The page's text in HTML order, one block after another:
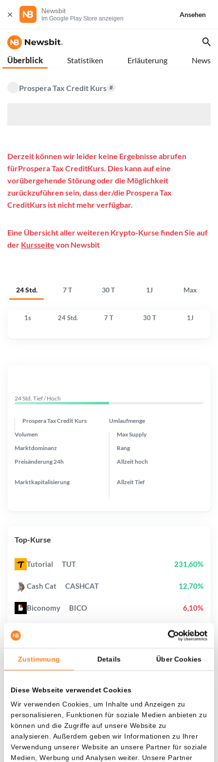
Zustimmung Details Über Cookies
Diese Webseite verwendet Cookies
Wir verwenden Cookies, um Inhalte und Anzeigen zu
personalisieren, Funktionen für soziale Medien anbieten zu
können und die Zugriffe auf unsere Website zu
analysieren. Außerdem geben wir Informationen zu Ihrer
Verwendung unserer Website an unsere Partner für soziale
Medien, Werbung und Analysen weiter. Unsere Partner
Newsbit
Im Google Play Store anzeigen
Ansehen
Überblick Statistiken Erläuterung News
Prospera Tax Credit Kurs #
24 Std. 7 T 30 T 1J Max
Derzeit können wir leider keine Ergebnisse abrufen
fürProspera Tax CreditKurs. Dies kann auf eine
vorübergehende Störung oder die Möglichkeit
zurückzuführen sein, dass der/die Prospera Tax
CreditKurs ist nicht mehr verfügbar.
Eine Übersicht aller weiteren Krypto-Kurse finden Sie auf
der Kursseite von Newsbit
1s 24 Std. 7 T 30 T 1J
Was, wenn ich...?
Zie hoeveel waarde je vandaag zou hebben als
je dollar-cost averaging had toegepast op
verschillende cryptocurrencies.
24 Std. Tief / Hoch
Prospera Tax Credit Kurs Umlaufmenge
Preisänderung 24h
Max Supply
Marktdominanz
Marktkapitalisierung
Volumen
Rang
Allzeithoch
AllzeitTief
Top-Kurse
Tutorial TUT 231,60%
Cash Cat CASHCAT 12,70%
Biconomy BICO 6,10%
0,30%
Pump.fun PUMP 10,30%